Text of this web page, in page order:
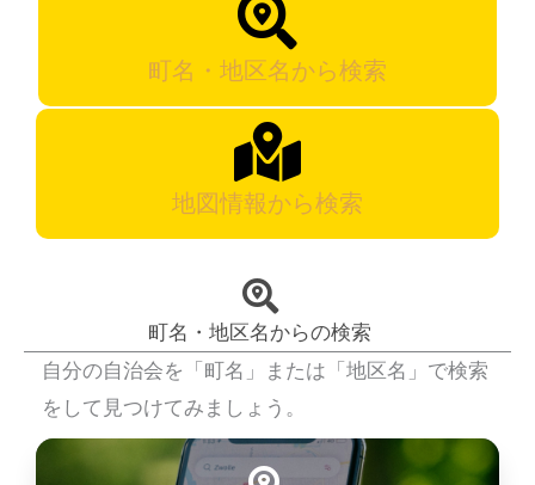
町名・地区名から検索
地図情報から検索
町名・地区名からの検索
自分の自治会を「町名」または「地区名」で検索
をして見つけてみましょう。